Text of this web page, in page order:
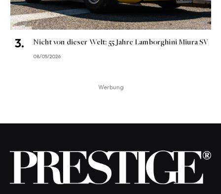
Nicht von dieser Welt: 55 Jahre Lamborghini Miura SV
08/05/2026
Werbung